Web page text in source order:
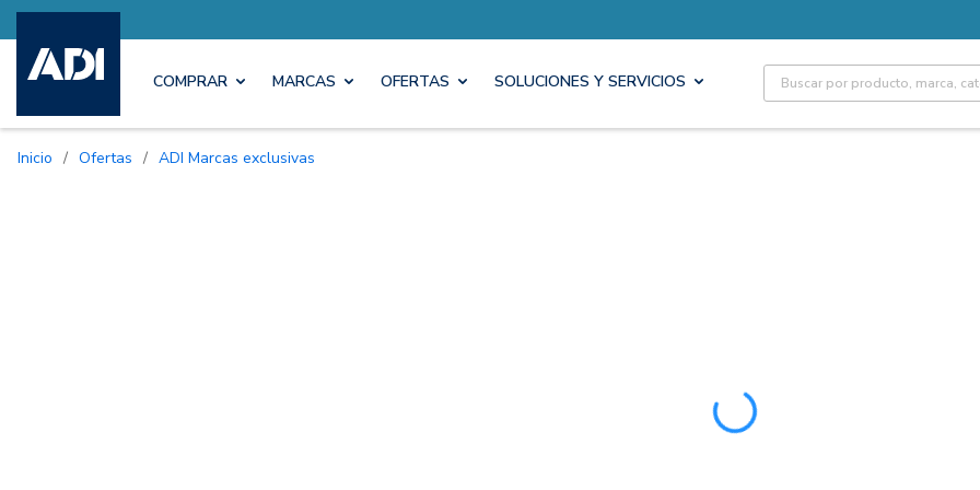
COMPRAR MARCAS OFERTAS SOLUCIONES Y SERVICIOS Site Search
Inicio / Ofertas / ADI Marcas exclusivas